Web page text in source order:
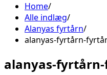
Home
Alle indlæg
Alanyas fyrtårn
alanyas-fyrtårn-
alanyas-